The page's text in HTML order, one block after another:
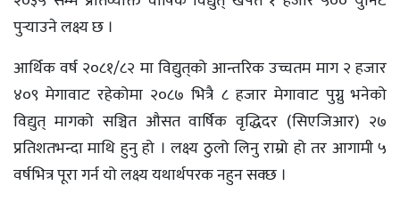
पुर्‍याउने लक्ष्य छ ।
आर्थिक वर्ष २०८१/८२ मा विद्युत्‌को आन्तरिक उच्चतम माग २ हजार
४०९ मेगावाट रहेकोमा २०८७ भित्रै ८ हजार मेगावाट पुग्नु भनेको
विद्युत् मागको सञ्चित औसत वार्षिक वृद्धिदर (सिएजिआर) २७
प्रतिशतभन्दा माथि हुनु हो । लक्ष्य ठुलो लिनु राम्रो हो तर आगामी ५
वर्षभित्र पूरा गर्न यो लक्ष्य यथार्थपरक नहुन सक्छ ।